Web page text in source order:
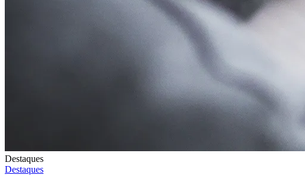
Destaques
Destaques